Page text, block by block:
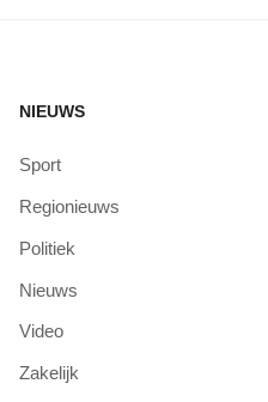
NIEUWS
Sport
Regionieuws
Politiek
Nieuws
Video
Zakelijk